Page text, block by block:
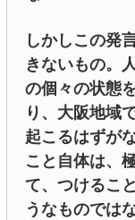
しかしこの発
きないもの。
の個々の状態
り、大阪地域
起こるはずが
こと自体は、
て、つけるこ
うなものでは